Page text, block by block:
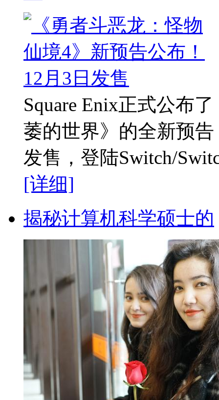
Square Enix正式公布
萎的世界》的全新预
发售，登陆Switch/
[详细]
揭秘计算机科学硕士的